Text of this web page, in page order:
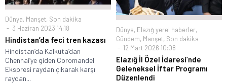
Dünya, Manşet, Son dakika
3 Haziran 2023 14:18
Hindistan’da feci tren kazası
Hindistan’da Kalküta’dan
Chennai’ye giden Coromandel
Ekspresi raydan çıkarak karşı
raydan...
Dünya, Elazığ yerel haberler,
Gündem, Manşet, Son dakika
12 Mart 2026 10:08
Elazığ İl Özel İdaresi’nde
Geleneksel İftar Programı
Düzenlendi